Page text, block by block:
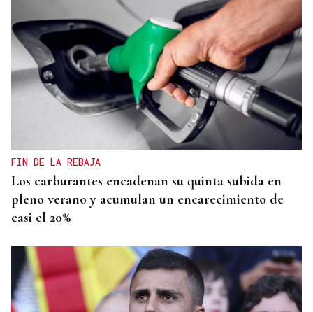
FIN DE LA REBAJA
Los carburantes encadenan su quinta subida en
pleno verano y acumulan un encarecimiento de
casi el 20%